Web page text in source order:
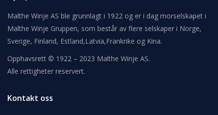
Malthe Winje AS ble grunnlagt i 1922 og er i dag morselskapet i
Malthe Winje Gruppen, som består av flere selskaper i Norge,
Sverige, Finland, Estland,Latvia,Frankrike og Kina.
Opphavsrett © 1922 – 2023 Malthe Winje AS.
Alle rettigheter reservert.
Kontakt oss